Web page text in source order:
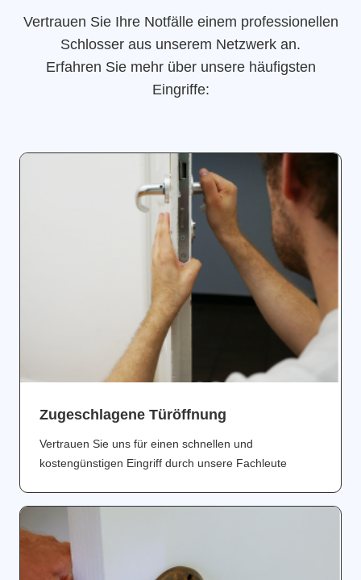
Vertrauen Sie Ihre Notfälle einem professionellen
Schlosser aus unserem Netzwerk an.
Erfahren Sie mehr über unsere häufigsten
Eingriffe:
Zugeschlagene Türöffnung
Vertrauen Sie uns für einen schnellen und
kostengünstigen Eingriff durch unsere Fachleute